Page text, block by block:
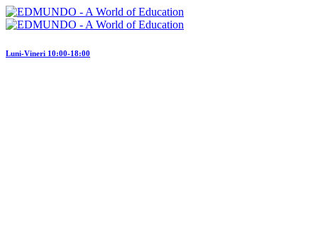
Luni-Vineri 10:00-18:00